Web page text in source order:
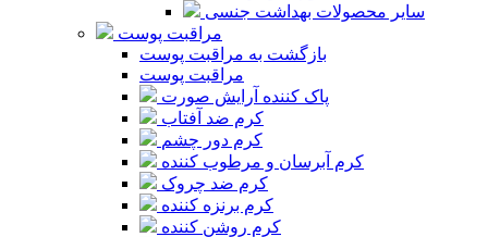
سایر محصولات بهداشت جنسی
مراقبت پوست
بازگشت به مراقبت پوست
مراقبت پوست
پاک کننده آرایش صورت
کرم ضد آفتاب
کرم دور چشم
کرم آبرسان و مرطوب کننده
کرم ضد چروک
کرم برنزه کننده
کرم روشن کننده